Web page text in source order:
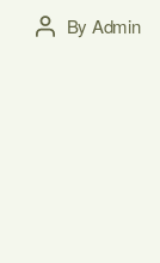
By Admin